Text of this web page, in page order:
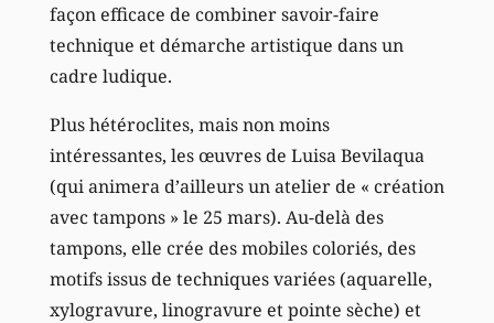
façon efficace de combiner savoir-faire
technique et démarche artistique dans un
cadre ludique.
Plus hétéroclites, mais non moins
intéressantes, les œuvres de Luisa Bevilaqua
(qui animera d’ailleurs un atelier de « création
avec tampons » le 25 mars). Au-delà des
tampons, elle crée des mobiles coloriés, des
motifs issus de techniques variées (aquarelle,
xylogravure, linogravure et pointe sèche) et